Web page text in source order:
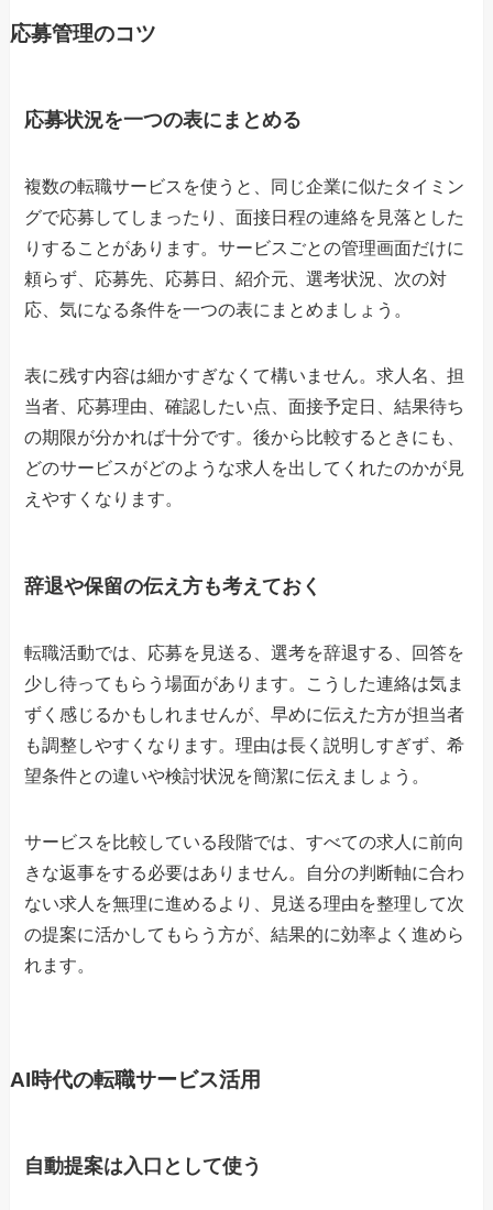
応募管理のコツ
応募状況を一つの表にまとめる
複数の転職サービスを使うと、同じ企業に似たタイミン
グで応募してしまったり、面接日程の連絡を見落とした
りすることがあります。サービスごとの管理画面だけに
頼らず、応募先、応募日、紹介元、選考状況、次の対
応、気になる条件を一つの表にまとめましょう。
表に残す内容は細かすぎなくて構いません。求人名、担
当者、応募理由、確認したい点、面接予定日、結果待ち
の期限が分かれば十分です。後から比較するときにも、
どのサービスがどのような求人を出してくれたのかが見
えやすくなります。
辞退や保留の伝え方も考えておく
転職活動では、応募を見送る、選考を辞退する、回答を
少し待ってもらう場面があります。こうした連絡は気ま
ずく感じるかもしれませんが、早めに伝えた方が担当者
も調整しやすくなります。理由は長く説明しすぎず、希
望条件との違いや検討状況を簡潔に伝えましょう。
サービスを比較している段階では、すべての求人に前向
きな返事をする必要はありません。自分の判断軸に合わ
ない求人を無理に進めるより、見送る理由を整理して次
の提案に活かしてもらう方が、結果的に効率よく進めら
れます。
AI時代の転職サービス活用
自動提案は入口として使う